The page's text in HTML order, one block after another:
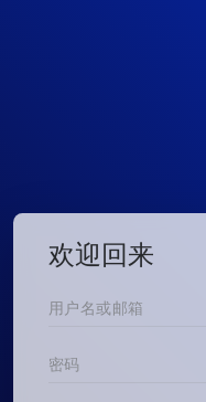
欢迎回来